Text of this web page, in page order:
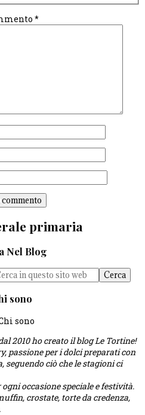
*
primaria
Nel Blog
sono
2010 ho creato il blog Le Tortine!
passione per i dolci preparati con
seguendo ciò che le stagioni ci
occasione speciale e festività.
crostate, torte da credenza,